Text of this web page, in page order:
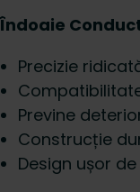
Îndoaie
Precizie
Previne
Construcție
Design ușor